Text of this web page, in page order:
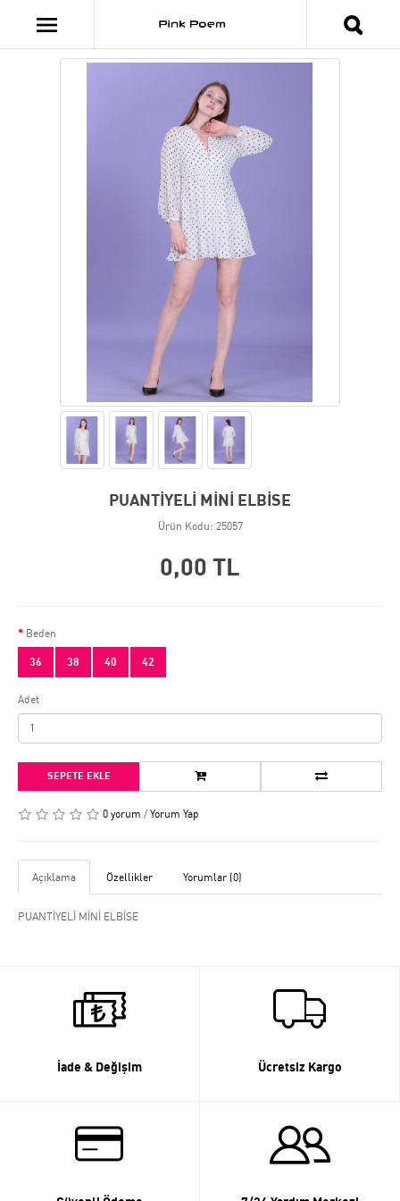
PUANTİYELİ MİNİ ELBİSE
Ürün Kodu: 25057
0,00 TL
Beden
36 38 40 42
Adet
SEPETE EKLE
0 yorum / Yorum Yap
Açıklama Özellikler Yorumlar (0)
PUANTİYELİ MİNİ ELBİSE
İade & Değişim Ücretsiz Kargo